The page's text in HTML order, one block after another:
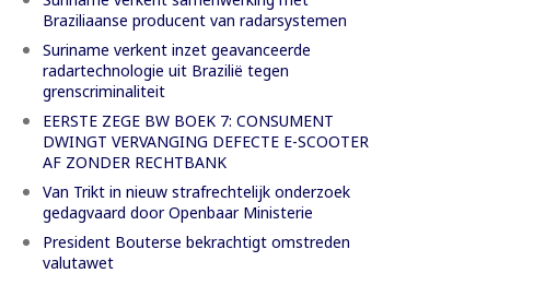
Braziliaanse producent van radarsystemen
Suriname verkent inzet geavanceerde
radartechnologie uit Brazilië tegen
grenscriminaliteit
EERSTE ZEGE BW BOEK 7: CONSUMENT
DWINGT VERVANGING DEFECTE E-SCOOTER
AF ZONDER RECHTBANK
Van Trikt in nieuw strafrechtelijk onderzoek
gedagvaard door Openbaar Ministerie
President Bouterse bekrachtigt omstreden
valutawet